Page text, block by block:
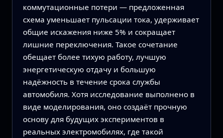
коммутационные потери — предложенная
схема уменьшает пульсации тока, удерживает
общие искажения ниже 5% и сокращает
лишние переключения. Такое сочетание
обещает более тихую работу, лучшую
энергетическую отдачу и большую
надёжность в течение срока службы
автомобиля. Хотя исследование выполнено в
виде моделирования, оно создаёт прочную
основу для будущих экспериментов в
реальных электромобилях, где такой